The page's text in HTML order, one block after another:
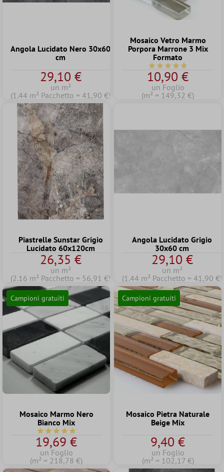
Angola Lucidato Nero 30x60
cm
29,10 €
un m²
(1.44 m² Pacchetto = 41,90 €)
Mosaico Vetro Marmo
Porpora Marrone 3 Mix
Formato
Valutazione media di
10,90 €
un Foglio
(m² = 149,32 €)
Piastrelle Sunstar Grigio
Lucidato 60x120cm
26,35 €
un m²
(2.16 m² Pacchetto = 56,91 €)
Angola Lucidato Grigio
30x60 cm
29,10 €
un m²
(1.44 m² Pacchetto = 41,90 €)
Campioni gratuiti
Mosaico Marmo Nero
Bianco Mix
Valutazione media di 5 su 5 stelle
19,69 €
un Foglio
(m² = 218,78 €)
Campioni gratuiti
Mosaico Pietra Naturale
Beige Mix
9,40 €
un Foglio
(m² = 102,17 €)